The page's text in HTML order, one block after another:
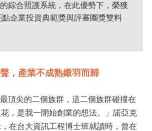
綜合照護系統，在此優勢下，榮獲
企業投資典範獎與評審團獎雙料
，產業不成熟鎩羽而歸
最頂尖的二個族群，這二個族群碰撞在
，是我一開始創業的想法。」諾亞克
在台大資訊工程博士班就讀時，曾在